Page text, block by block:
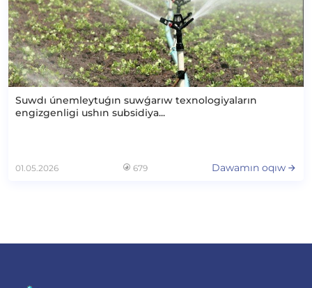
Suwdı únemleytuǵın suwǵarıw texnologiyaların
engizgenligi ushın subsidiya...
01.05.2026 679 Dawamın oqıw